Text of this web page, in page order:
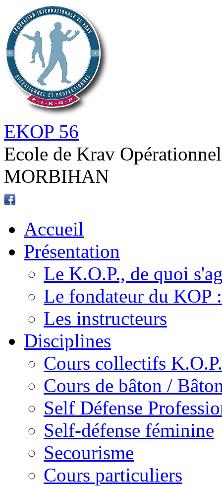
EKOP 56
Ecole de Krav
MORBIHAN
Accueil
Présentation
Le K.O.P., de quoi
Le fondateur du KOP
Les instructeurs
Disciplines
Cours collectifs K.O.P.
Cours de bâton /
Self Défense
Self-défense féminine
Secourisme
Cours particuliers